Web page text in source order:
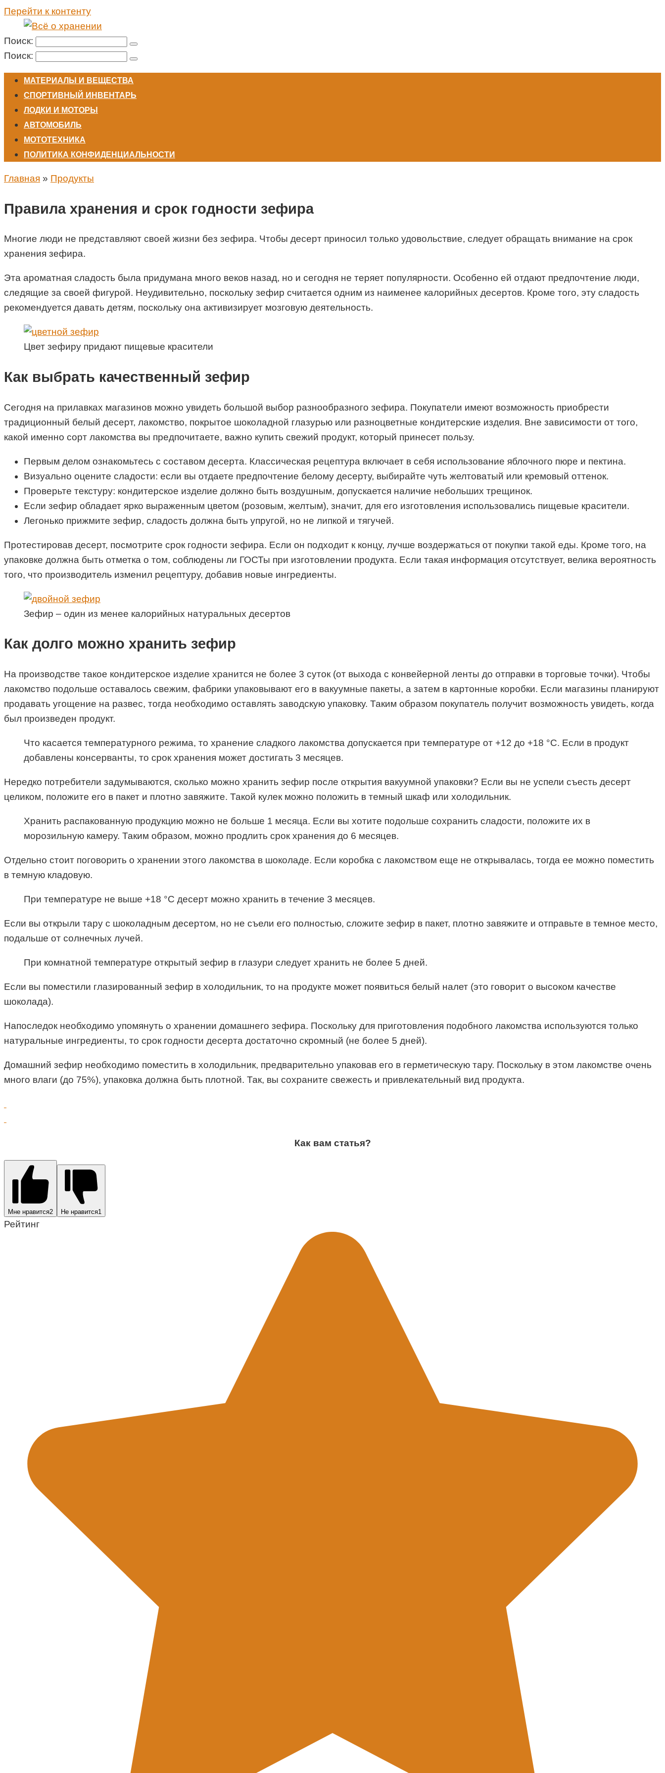
Перейти к контенту
Поиск:
Поиск:
МАТЕРИАЛЫ И ВЕЩЕСТВА
СПОРТИВНЫЙ ИНВЕНТАРЬ
ЛОДКИ И МОТОРЫ
АВТОМОБИЛЬ
МОТОТЕХНИКА
ПОЛИТИКА КОНФИДЕНЦИАЛЬНОСТИ
Главная » Продукты
Правила хранения и срок годности зефира
Многие люди не представляют своей жизни без зефира. Чтобы десерт приносил только удовольствие, следует обращать внимание на срок
хранения зефира.
Эта ароматная сладость была придумана много веков назад, но и сегодня не теряет популярности. Особенно ей отдают предпочтение люди,
следящие за своей фигурой. Неудивительно, поскольку зефир считается одним из наименее калорийных десертов. Кроме того, эту сладость
рекомендуется давать детям, поскольку она активизирует мозговую деятельность.
Цвет зефиру придают пищевые красители
Как выбрать качественный зефир
Сегодня на прилавках магазинов можно увидеть большой выбор разнообразного зефира. Покупатели имеют возможность приобрести
традиционный белый десерт, лакомство, покрытое шоколадной глазурью или разноцветные кондитерские изделия. Вне зависимости от того,
какой именно сорт лакомства вы предпочитаете, важно купить свежий продукт, который принесет пользу.
Первым делом ознакомьтесь с составом десерта. Классическая рецептура включает в себя использование яблочного пюре и пектина.
Визуально оцените сладости: если вы отдаете предпочтение белому десерту, выбирайте чуть желтоватый или кремовый оттенок.
Проверьте текстуру: кондитерское изделие должно быть воздушным, допускается наличие небольших трещинок.
Если зефир обладает ярко выраженным цветом (розовым, желтым), значит, для его изготовления использовались пищевые красители.
Легонько прижмите зефир, сладость должна быть упругой, но не липкой и тягучей.
Протестировав десерт, посмотрите срок годности зефира. Если он подходит к концу, лучше воздержаться от покупки такой еды. Кроме того, на
упаковке должна быть отметка о том, соблюдены ли ГОСТы при изготовлении продукта. Если такая информация отсутствует, велика вероятность
того, что производитель изменил рецептуру, добавив новые ингредиенты.
Зефир – один из менее калорийных натуральных десертов
Как долго можно хранить зефир
На производстве такое кондитерское изделие хранится не более 3 суток (от выхода с конвейерной ленты до отправки в торговые точки). Чтобы
лакомство подольше оставалось свежим, фабрики упаковывают его в вакуумные пакеты, а затем в картонные коробки. Если магазины планируют
продавать угощение на развес, тогда необходимо оставлять заводскую упаковку. Таким образом покупатель получит возможность увидеть, когда
был произведен продукт.
Что касается температурного режима, то хранение сладкого лакомства допускается при температуре от +12 до +18 °С. Если в продукт
добавлены консерванты, то срок хранения может достигать 3 месяцев.
Нередко потребители задумываются, сколько можно хранить зефир после открытия вакуумной упаковки? Если вы не успели съесть десерт
целиком, положите его в пакет и плотно завяжите. Такой кулек можно положить в темный шкаф или холодильник.
Хранить распакованную продукцию можно не больше 1 месяца. Если вы хотите подольше сохранить сладости, положите их в
морозильную камеру. Таким образом, можно продлить срок хранения до 6 месяцев.
Отдельно стоит поговорить о хранении этого лакомства в шоколаде. Если коробка с лакомством еще не открывалась, тогда ее можно поместить
в темную кладовую.
При температуре не выше +18 °С десерт можно хранить в течение 3 месяцев.
Если вы открыли тару с шоколадным десертом, но не съели его полностью, сложите зефир в пакет, плотно завяжите и отправьте в темное место,
подальше от солнечных лучей.
При комнатной температуре открытый зефир в глазури следует хранить не более 5 дней.
Если вы поместили глазированный зефир в холодильник, то на продукте может появиться белый налет (это говорит о высоком качестве
шоколада).
Напоследок необходимо упомянуть о хранении домашнего зефира. Поскольку для приготовления подобного лакомства используются только
натуральные ингредиенты, то срок годности десерта достаточно скромный (не более 5 дней).
Домашний зефир необходимо поместить в холодильник, предварительно упаковав его в герметическую тару. Поскольку в этом лакомстве очень
много влаги (до 75%), упаковка должна быть плотной. Так, вы сохраните свежесть и привлекательный вид продукта.
Как вам статья?
Мне нравится2 Не нравится1
Рейтинг